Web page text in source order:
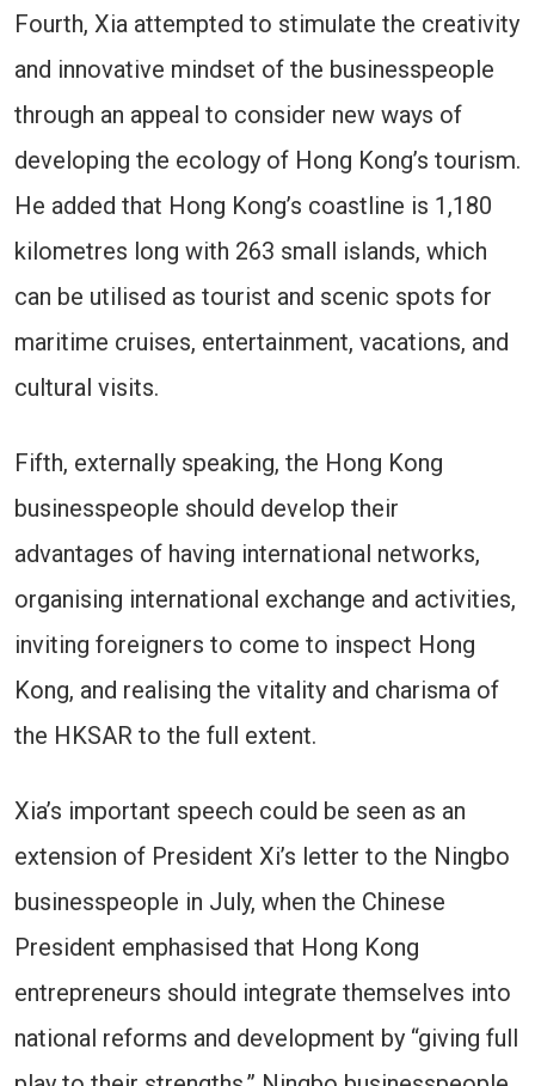
Fourth, Xia attempted to stimulate the creativity
and innovative mindset of the businesspeople
through an appeal to consider new ways of
developing the ecology of Hong Kong’s tourism.
He added that Hong Kong’s coastline is 1,180
kilometres long with 263 small islands, which
can be utilised as tourist and scenic spots for
maritime cruises, entertainment, vacations, and
cultural visits.
Fifth, externally speaking, the Hong Kong
businesspeople should develop their
advantages of having international networks,
organising international exchange and activities,
inviting foreigners to come to inspect Hong
Kong, and realising the vitality and charisma of
the HKSAR to the full extent.
Xia’s important speech could be seen as an
extension of President Xi’s letter to the Ningbo
businesspeople in July, when the Chinese
President emphasised that Hong Kong
entrepreneurs should integrate themselves into
national reforms and development by “giving full